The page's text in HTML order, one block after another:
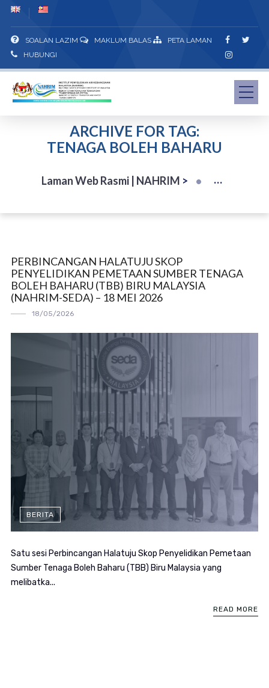
SOALAN LAZIM MAKLUM BALAS
PETA LAMAN
HUBUNGI
ARCHIVE FOR TAG:
TENAGA BOLEH BAHARU
Laman Web Rasmi | NAHRIM >
PERBINCANGAN HALATUJU SKOP
PENYELIDIKAN PEMETAAN SUMBER TENAGA
BOLEH BAHARU (TBB) BIRU MALAYSIA
(NAHRIM-SEDA) – 18 MEI 2026
18/05/2026
BERITA
Satu sesi Perbincangan Halatuju Skop Penyelidikan Pemetaan
Sumber Tenaga Boleh Baharu (TBB) Biru Malaysia yang
melibatka...
READ MORE